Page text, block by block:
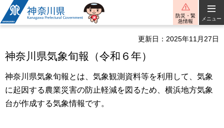
神奈川県
防災・緊
急情報
メニュー
更新日：2025年11月27日
神奈川県気象旬報（令和６年）
神奈川県気象旬報とは、気象観測資料等を利用して、気象
に起因する農業災害の防止軽減を図るため、横浜地方気象
台が作成する気象情報です。